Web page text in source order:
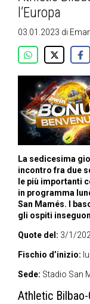
l’Europa
03.01.2023 di
La sedicesima
incontro fra due
le più importanti
in programma
San Mamés. I
gli ospiti
Quote del: 3/1/
Fischio d’inizio:
Sede: Stadio San
Athletic